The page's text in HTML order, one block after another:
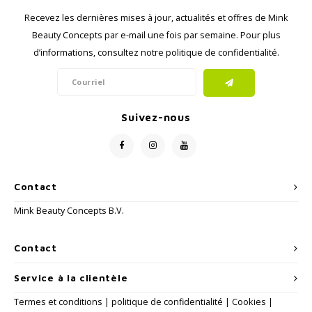
Contact
Mink Beauty Concepts B.V.
Contact
Recevez les dernières mises à jour, actualités et offres de Mink
Beauty Concepts par e-mail une fois par semaine. Pour plus
d’informations, consultez notre politique de confidentialité.
Suivez-nous
Service à la clientèle
Termes et conditions | politique de confidentialité | Cookies |